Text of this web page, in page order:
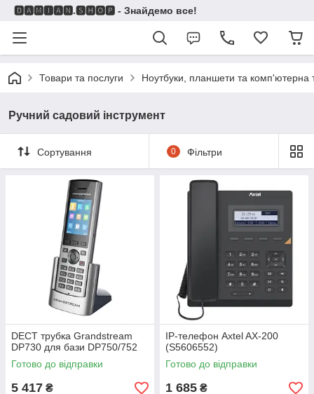
🅳🅰🅼🅸🅰🅽.🆂🅷🅾🅿 - Знайдемо все!
Товари та послуги Ноутбуки, планшети та комп'ютерна
Ручний садовий інструмент
Сортування 0 Фільтри
DECT трубка Grandstream
DP730 для бази DP750/752
Готово до відправки
5 417 ₴
IP-телефон Axtel AX-200
(S5606552)
Готово до відправки
1 685 ₴